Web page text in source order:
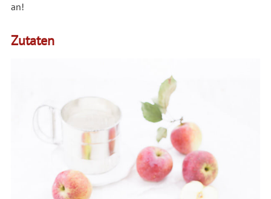
an!
Zutaten